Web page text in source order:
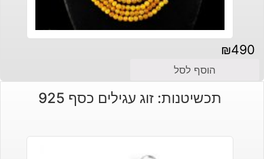
₪490
הוסף לסל
תכשיטנות: זוג עגילים כסף 925